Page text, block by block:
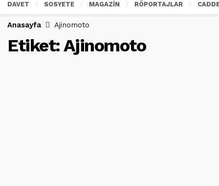
DAVET SOSYETE MAGAZİN RÖPORTAJLAR
Anasayfa Ajinomoto
Etiket:Ajinomoto